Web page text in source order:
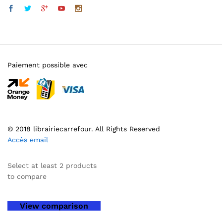
© 2018 librairiecarrefour. All Rights Reserved
Accès email
Paiement possible avec
Select at least 2 products
to compare
View comparison